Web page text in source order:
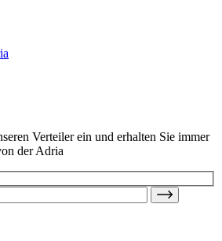
Verteiler ein und erhalten Sie immer
der Adria